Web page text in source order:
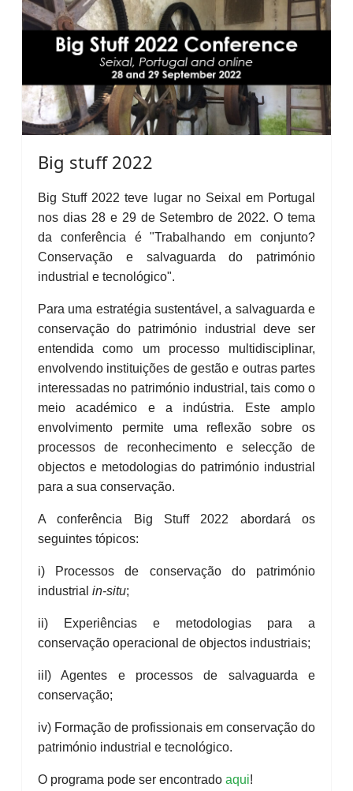
Big stuff 2022
Big Stuff 2022 teve lugar no Seixal em Portugal
nos dias 28 e 29 de Setembro de 2022. O tema
da conferência é "Trabalhando em conjunto?
Conservação e salvaguarda do património
industrial e tecnológico".
Para uma estratégia sustentável, a salvaguarda e
conservação do património industrial deve ser
entendida como um processo multidisciplinar,
envolvendo instituições de gestão e outras partes
interessadas no património industrial, tais como o
meio académico e a indústria. Este amplo
envolvimento permite uma reflexão sobre os
processos de reconhecimento e selecção de
objectos e metodologias do património industrial
para a sua conservação.
A conferência Big Stuff 2022 abordará os
seguintes tópicos:
i) Processos de conservação do património
industrial in-situ;
ii) Experiências e metodologias para a
conservação operacional de objectos industriais;
iiI) Agentes e processos de salvaguarda e
conservação;
iv) Formação de profissionais em conservação do
património industrial e tecnológico.
O programa pode ser encontrado aqui!